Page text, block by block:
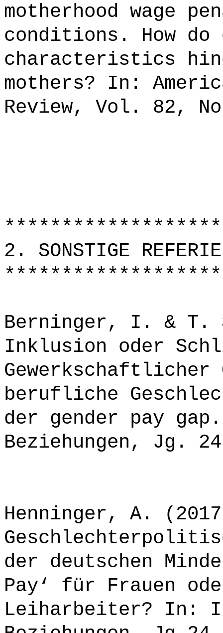
motherhood wage
conditions. How do
characteristics
mothers? In:
Review, Vol. 82,
2. SONSTIGE
Berninger, I. & T.
Inklusion oder
Gewerkschaftlicher
berufliche
der gender pay
Beziehungen, Jg.
Henninger, A.
der deutschen
Pay‘ für Frauen
Leiharbeiter? In: